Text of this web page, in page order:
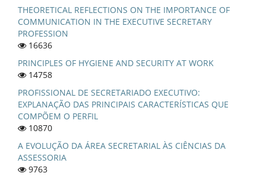
THEORETICAL REFLECTIONS ON THE IMPORTANCE OF
COMMUNICATION IN THE EXECUTIVE SECRETARY
PROFESSION
16636
PRINCIPLES OF HYGIENE AND SECURITY AT WORK
14758
PROFISSIONAL DE SECRETARIADO EXECUTIVO:
EXPLANAÇÃO DAS PRINCIPAIS CARACTERÍSTICAS QUE
COMPÕEM O PERFIL
10870
A EVOLUÇÃO DA ÁREA SECRETARIAL ÀS CIÊNCIAS DA
ASSESSORIA
9763